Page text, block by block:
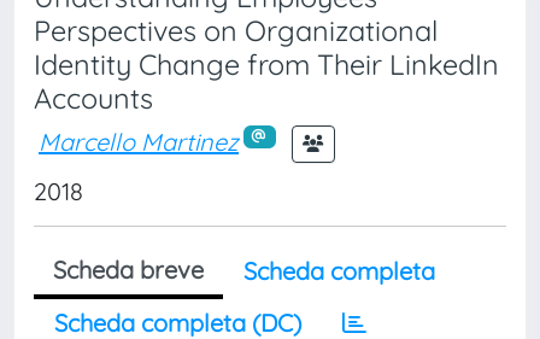
Perspectives on Organizational
Identity Change from Their LinkedIn
Accounts
Marcello Martinez
2018
Scheda breve
Scheda completa
Scheda completa (DC)